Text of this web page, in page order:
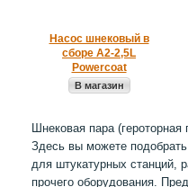
Насос шнековый в
сборе А2-2,5L
Powercoat
В магазин
Шнековая пара (героторная
Здесь вы можете
для штукатурных станций,
прочего оборудования.